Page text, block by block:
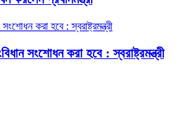
সংশোধন করা হবে : স্বরাষ্ট্রমন্ত্রী